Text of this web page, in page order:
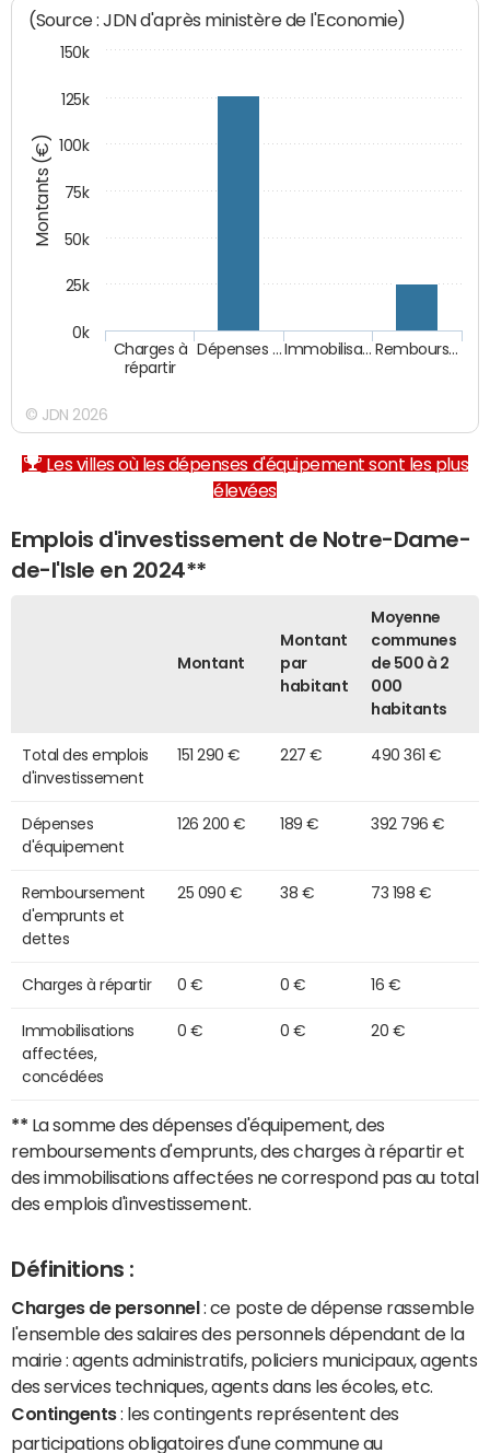
Montants (€)
(Source : JDN d'après ministère de l'Economie)
Charges à
répartir
Dépenses … Immobilisa… Rembours…
0k
25k
50k
75k
100k
125k
150k
© JDN 2026
Les villes où les dépenses d'équipement sont les plus
élevées
Emplois d'investissement de Notre-Dame-
de-l'Isle en 2024**
Montant
Montant
par
habitant
Moyenne
communes
de 500 à 2
000
habitants
Total des emplois
d'investissement
151 290 € 227 € 490 361 €
Dépenses
d'équipement
126 200 € 189 € 392 796 €
Remboursement
d'emprunts et
dettes
25 090 € 38 € 73 198 €
Charges à répartir 0 € 0 € 16 €
Immobilisations
affectées,
concédées
0 € 0 € 20 €
** La somme des dépenses d'équipement, des
remboursements d'emprunts, des charges à répartir et
des immobilisations affectées ne correspond pas au total
des emplois d'investissement.
Définitions :
Charges de personnel : ce poste de dépense rassemble
l'ensemble des salaires des personnels dépendant de la
mairie : agents administratifs, policiers municipaux, agents
des services techniques, agents dans les écoles, etc.
Contingents: les contingents représentent des
participations obligatoires d'une commune au